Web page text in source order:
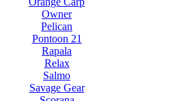
Owner
Pelican
Pontoon 21
Rapala
Relax
Salmo
Savage Gear